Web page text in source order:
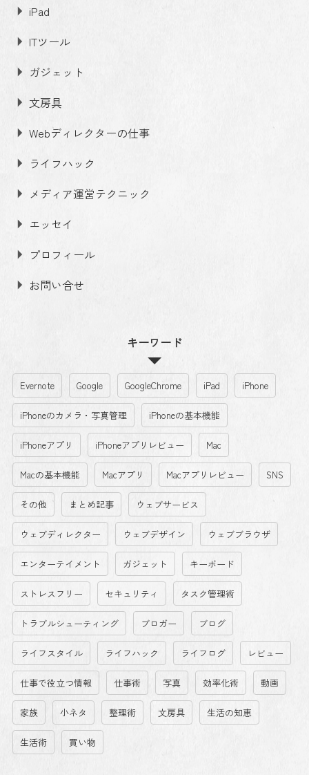
iPad
ITツール
ガジェット
文房具
Webディレクターの仕事
ライフハック
メディア運営テクニック
エッセイ
プロフィール
お問い合せ
キーワード
Evernote Google GoogleChrome iPad iPhone
iPhoneのカメラ・写真管理 iPhoneの基本機能
iPhoneアプリ iPhoneアプリレビュー Mac
Macの基本機能 Macアプリ Macアプリレビュー SNS
その他 まとめ記事 ウェブサービス
ウェブディレクター ウェブデザイン ウェブブラウザ
エンターテイメント ガジェット キーボード
ストレスフリー セキュリティ タスク管理術
トラブルシューティング ブロガー ブログ
ライフスタイル ライフハック ライフログ レビュー
仕事で役立つ情報 仕事術 写真 効率化術 動画
家族 小ネタ 整理術 文房具 生活の知恵
生活術 買い物